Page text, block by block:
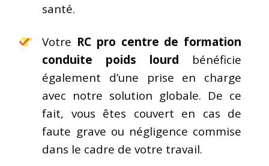
santé.
Votre RC pro centre de formation
conduite poids lourd bénéficie
également d’une prise en charge
avec notre solution globale. De ce
fait, vous êtes couvert en cas de
faute grave ou négligence commise
dans le cadre de votre travail.